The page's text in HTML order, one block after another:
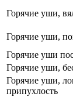
Горячие уши,
Горячие уши,
Горячие уши
Горячие уши,
Горячие уши,
припухлость